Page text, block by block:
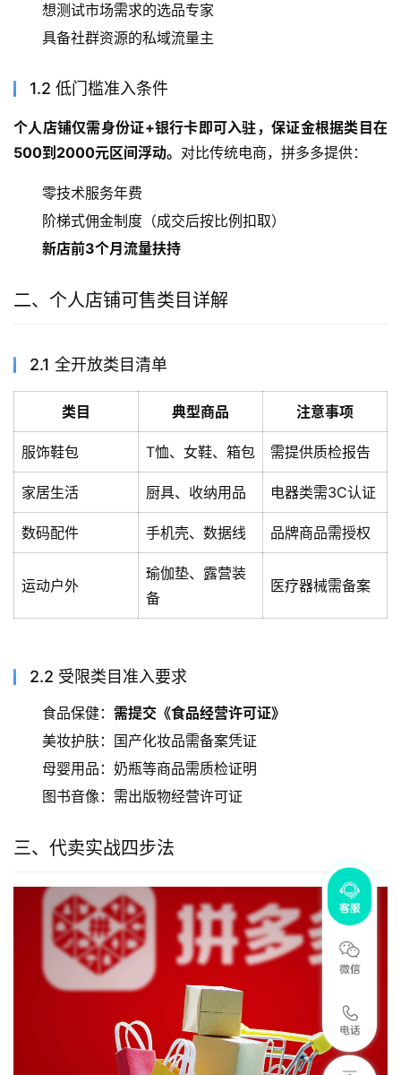
想测试市场需求的选品专家
具备社群资源的私域流量主
1.2 低门槛准入条件
个人店铺仅需身份证+银行卡即可入驻，保证金根据类目在
500到2000元区间浮动。 对比传统电商，拼多多提供：
零技术服务年费
阶梯式佣金制度（成交后按比例扣取）
新店前3个月流量扶持
二、个人店铺可售类目详解
2.1 全开放类目清单
类目 典型商品 注意事项
服饰鞋包 T恤、女鞋、箱包 需提供质检报告
家居生活 厨具、收纳用品 电器类需3C认证
数码配件 手机壳、数据线 品牌商品需授权
运动户外
瑜伽垫、露营装
备
医疗器械需备案
2.2 受限类目准入要求
食品保健： 需提交《食品经营许可证》
美妆护肤：国产化妆品需备案凭证
母婴用品：奶瓶等商品需质检证明
图书音像：需出版物经营许可证
三、代卖实战四步法